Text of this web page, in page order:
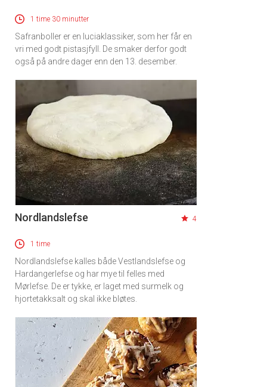
1 time 30 minutter
Safranboller er en luciaklassiker, som her får en
vri med godt pistasjfyll. De smaker derfor godt
også på andre dager enn den 13. desember.
Nordlandslefse 4
1 time
Nordlandslefse kalles både Vestlandslefse og
Hardangerlefse og har mye til felles med
Mørlefse. De er tykke, er laget med surmelk og
hjortetakksalt og skal ikke bløtes.